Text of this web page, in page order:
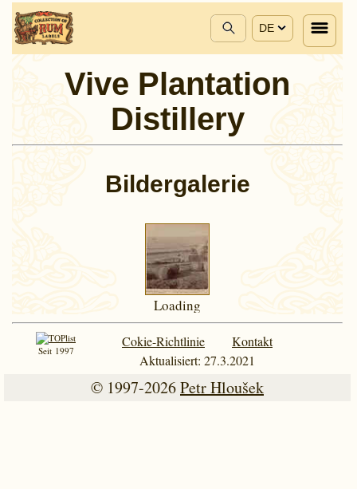
DE
Vive Plantation
Distillery
Bildergalerie
Loading
boats
Seit 1997
Cokie-Richtlinie
Kontakt
Aktualisiert: 27.3.2021
© 1997-2026Petr Hloušek